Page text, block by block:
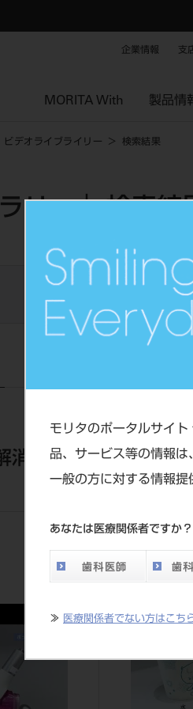
モリタのポータルサイ
品、サービス等の情報
一般の方に対する情報提
あなたは医療関係者ですか？
≫ 医療関係者でない方はこち
企業情報 支
MORITA With 製品情
ビデオライブライリー 検索結果
リー｜ 検索結
タグから探す
消法 の動画一覧